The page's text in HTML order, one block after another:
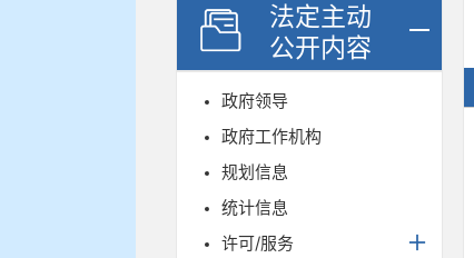
法定主动
公开内容
政府领导
政府工作机构
规划信息
统计信息
许可/服务